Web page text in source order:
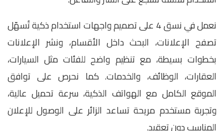
نعمل في نسق 4 على تصميم واجهات استخدام ذكية تُسهّل
تصفح الإعلانات، البحث داخل الأقسام، ونشر الإعلانات
بخطوات بسيطة، مع تنظيم واضح للفئات مثل السيارات،
العقارات، الوظائف، والخدمات. كما نحرص على توافق
الموقع الكامل مع الهواتف الذكية، سرعة تحميل عالية،
وتجربة مستخدم مريحة تساعد الزائر على الوصول للإعلان
المناسب دون تعقيد.